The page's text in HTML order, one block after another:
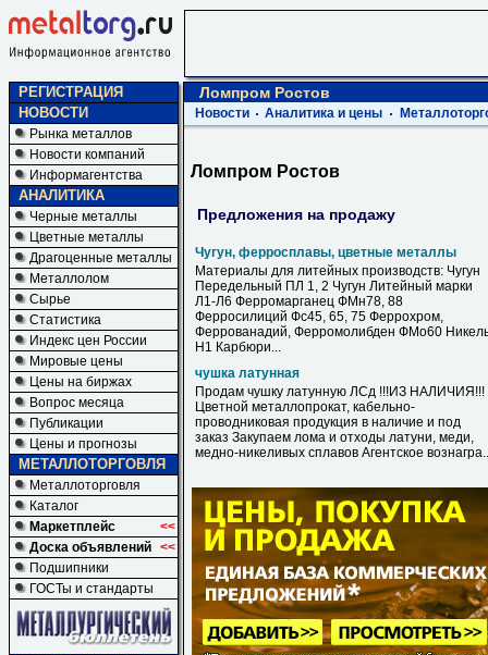
РЕГИСТРАЦИЯ
НОВОСТИ
Рынка металлов
Новости компаний
Информагентства
АНАЛИТИКА
Черные металлы
Цветные металлы
Драгоценные металлы
Металлолом
Сырье
Статистика
Индекс цен России
Мировые цены
Цены на биржах
Вопрос месяца
Публикации
Цены и прогнозы
МЕТАЛЛОТОРГОВЛЯ
Металлоторговля
Каталог
Маркетплейс
<<
Доска объявлений <<
Подшипники
ГОСТы и стандарты
Ломпром Ростов
Новости Аналитика и цены
Ломпром Ростов
Предложения на продажу
Чугун, ферросплавы, цветные металлы
Материалы для литейных производств: Чугун
Передельный ПЛ 1, 2 Чугун Литейный марки
Л1-Л6 Ферромарганец ФМн78, 88
Ферросилиций Фс45, 65, 75 Феррохром,
Феррованадий, Ферромолибден ФМо60
Н1 Карбюри...
чушка латунная
Продам чушку латунную ЛСд !!!ИЗ НАЛИЧИЯ!!!
Цветной металлопрокат, кабельно-
проводниковая продукция в наличие и под
заказ Закупаем лома и отходы латуни, меди,
медно-никеливых сплавов Агентское